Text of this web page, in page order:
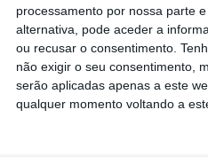
processamento por nossa parte
alternativa, pode aceder a
ou recusar o consentimento.
não exigir o seu consentimento,
serão aplicadas apenas a este
qualquer momento voltando a
Veja todos os